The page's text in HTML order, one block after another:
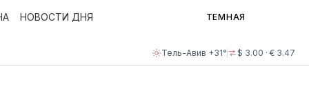
Тель-Авив +31° $ 3.00 · € 3.47
НОВОСТИ ДНЯ ТЕМНАЯ